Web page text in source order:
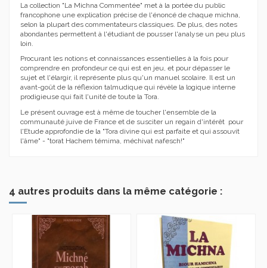
La collection "La Michna Commentée" met à la portée du public
francophone une explication précise de l'énoncé de chaque michna,
selon la plupart des commentateurs classiques. De plus, des notes
abondantes permettent à l'étudiant de pousser l'analyse un peu plus
loin.
Procurant les notions et connaissances essentielles à la fois pour
comprendre en profondeur ce qui est en jeu, et pour dépasser le
sujet et l'élargir, il représente plus qu'un manuel scolaire. Il est un
avant-goût de la réflexion talmudique qui révèle la logique interne
prodigieuse qui fait l'unité de toute la Tora.
Le présent ouvrage est à même de toucher l'ensemble de la
communauté juive de France et de susciter un regain d'intérêt pour
l'Etude approfondie de la "Tora divine qui est parfaite et qui assouvit
l'âme" - "torat Hachem témima, méchivat nafesch!"
4 autres produits dans la même catégorie :